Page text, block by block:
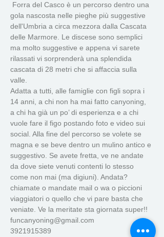
Forra del Casco è un percorso dentro una
gola nascosta nelle pieghe più suggestive
dell'Umbria a circa mezzora dalla Cascata
delle Marmore. Le discese sono semplici
ma molto suggestive e appena vi sarete
rilassati vi sorprenderà una splendida
cascata di 28 metri che si affaccia sulla
valle.
Adatta a tutti, alle famiglie con figli sopra i
14 anni, a chi non ha mai fatto canyoning,
a chi ha già un po’ di esperienza e a chi
vuole fare il figo postando foto e video sui
social. Alla fine del percorso se volete se
magna e se beve dentro un mulino antico e
suggestivo. Se avete fretta, ve ne andate
da dove siete venuti contenti lo stesso
come non mai (ma digiuni). Andata?
chiamate o mandate mail o wa o piccioni
viaggiatori o quello che vi pare basta che
veniate. Ve la meritate sta giornata super!!
funcanyoning@gmail.com
3921915389